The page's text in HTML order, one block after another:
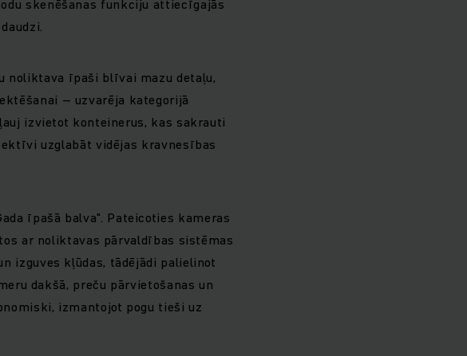
skenēšanas funkciju attiecīgajās
noliktava īpaši blīvai mazu detaļu,
– uzvarēja kategorijā
izvietot konteinerus, kas sakrauti
uzglabāt vidējas kravnesības
īpašā balva". Pateicoties kameras
ar noliktavas pārvaldības sistēmas
izguves kļūdas, tādējādi palielinot
dakšā, preču pārvietošanas un
izmantojot pogu tieši uz